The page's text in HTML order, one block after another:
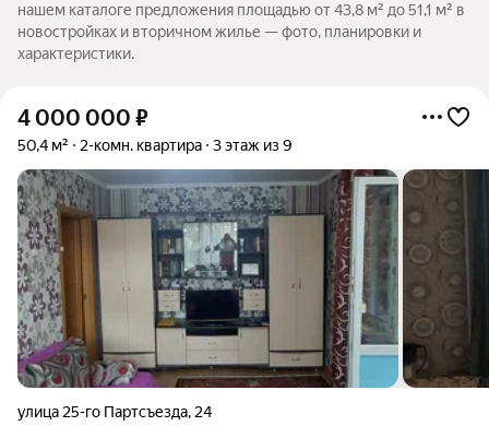
нашем каталоге предложения площадью от 43,8 м² до 51,1 м² в
новостройках и вторичном жилье — фото, планировки и
характеристики.
4 000 000 ₽
50,4 м² 2-комн. квартира 3 этаж из 9
улица 25-го Партсъезда, 24